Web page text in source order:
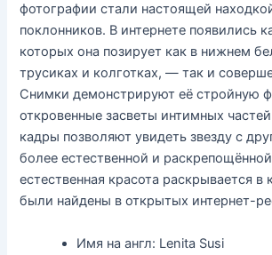
фотографии стали настоящей
поклонников. В интернете появились
которых она позирует как в нижнем
трусиках и колготках, — так и
Снимки демонстрируют её стройную
откровенные засветы интимных
кадры позволяют увидеть звезду с
более естественной и
естественная красота раскрывается в
были найдены в открытых интернет-
Имя на англ: Lenita Susi